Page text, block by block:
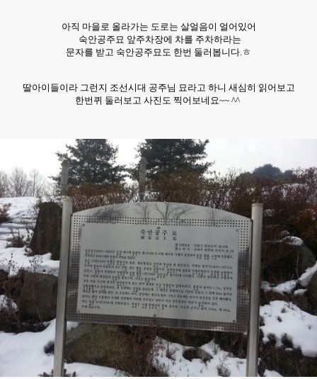
아직 마을로 올라가는 도로는 살얼음이 얼어있어
숙안공주묘 앞주차장에 차를 주차하라는
문자를 받고 숙안공주묘도 한번 둘러봅니다.ㅎ
딸아이들이라 그런지 조선시대 공주님 묘라고 하니 새심히 읽어보고
한번퀴 둘러보고 사진도 찍어보네요~~ ^^